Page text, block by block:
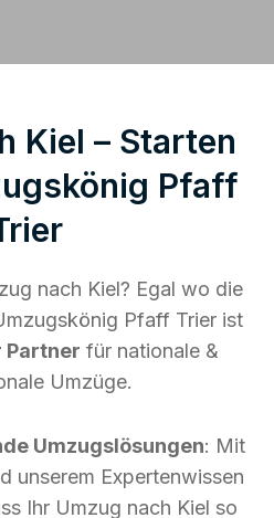
Kiel – Starten
Pfaff
nach Kiel? Egal wo die
Pfaff Trier ist
Partner für nationale &
Umzüge.
Umzugslösungen: Mit
unserem Expertenwissen
Ihr Umzug nach Kiel so